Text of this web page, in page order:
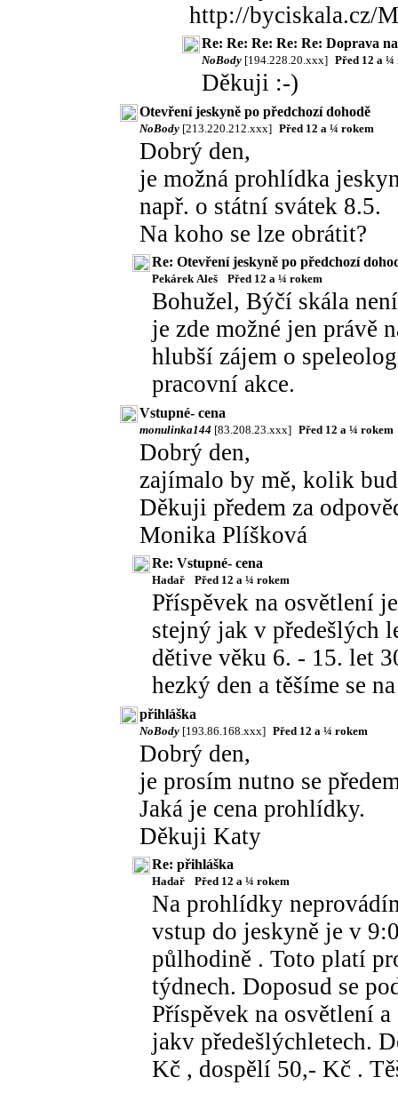
http://byciskala.cz/
Re: Re: Re: Re: Re: Doprava
NoBody [194.228.20.xxx] Před 12 a ¼
Děkuji :-)
Otevření jeskyně po předchozí dohodě
NoBody [213.220.212.xxx] Před 12 a ¼ rokem
Dobrý den,
je možná prohlídka
např. o státní svátek 8.5.
Na koho se lze obrátit?
Re: Otevření jeskyně po předchozí
Pekárek Aleš Před 12 a ¼ rokem
Bohužel, Býčí skála
je zde možné jen právě
hlubší zájem o
pracovní akce.
Vstupné- cena
monulinka144 [83.208.23.xxx] Před 12 a ¼ rokem
Dobrý den,
zajímalo by mě, kolik
Děkuji předem za
Monika Plíšková
Re: Vstupné- cena
Hadař Před 12 a ¼ rokem
Příspěvek na osvětlení
stejný jak v předešlých
dětive věku 6. - 15. let
hezký den a těšíme se
přihláška
NoBody [193.86.168.xxx] Před 12 a ¼ rokem
Dobrý den,
je prosím nutno se
Jaká je cena prohlídky.
Děkuji Katy
Re: přihláška
Hadař Před 12 a ¼ rokem
Na prohlídky
vstup do jeskyně je v
půlhodině . Toto platí
týdnech. Doposud se
Příspěvek na osvětlení
jakv předešlýchletech.
Kč , dospělí 50,- Kč .